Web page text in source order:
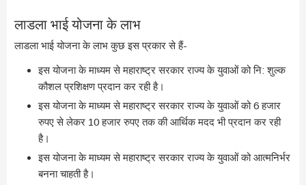
लाडला भाई योजना के लाभ
लाडला भाई योजना के लाभ कुछ इस प्रकार से हैं-
इस योजना के माध्यम से महाराष्ट्र सरकार राज्य के युवाओं को नि: शुल्क
कौशल प्रशिक्षण प्रदान कर रही है।
इस योजना के माध्यम से महाराष्ट्र सरकार राज्य के युवाओं को 6 हजार
रुपए से लेकर 10 हजार रुपए तक की आर्थिक मदद भी प्रदान कर रही
है।
इस योजना के माध्यम से महाराष्ट्र सरकार राज्य के युवाओं को आत्मनिर्भर
बनना चाहती है।